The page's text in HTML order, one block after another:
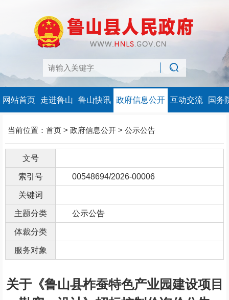
网站首页 走进鲁山 鲁山快讯 政府信息公开 互动交流 国务
当前位置： 首页 > 政府信息公开 > 公示公告
文号
索引号 00548694/2026-00006
关键词
主题分类 公示公告
体裁分类
服务对象
关于《鲁山县柞蚕特色产业园建设项目